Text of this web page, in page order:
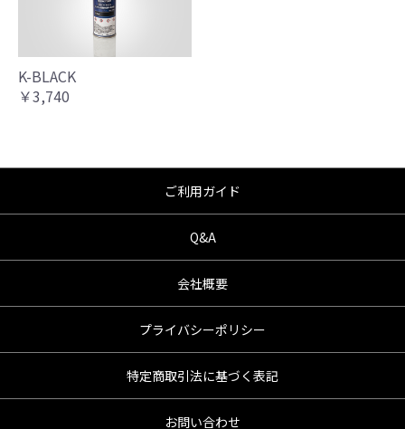
K-BLACK
￥3,740
ご利用ガイド
Q&A
会社概要
プライバシーポリシー
特定商取引法に基づく表記
お問い合わせ